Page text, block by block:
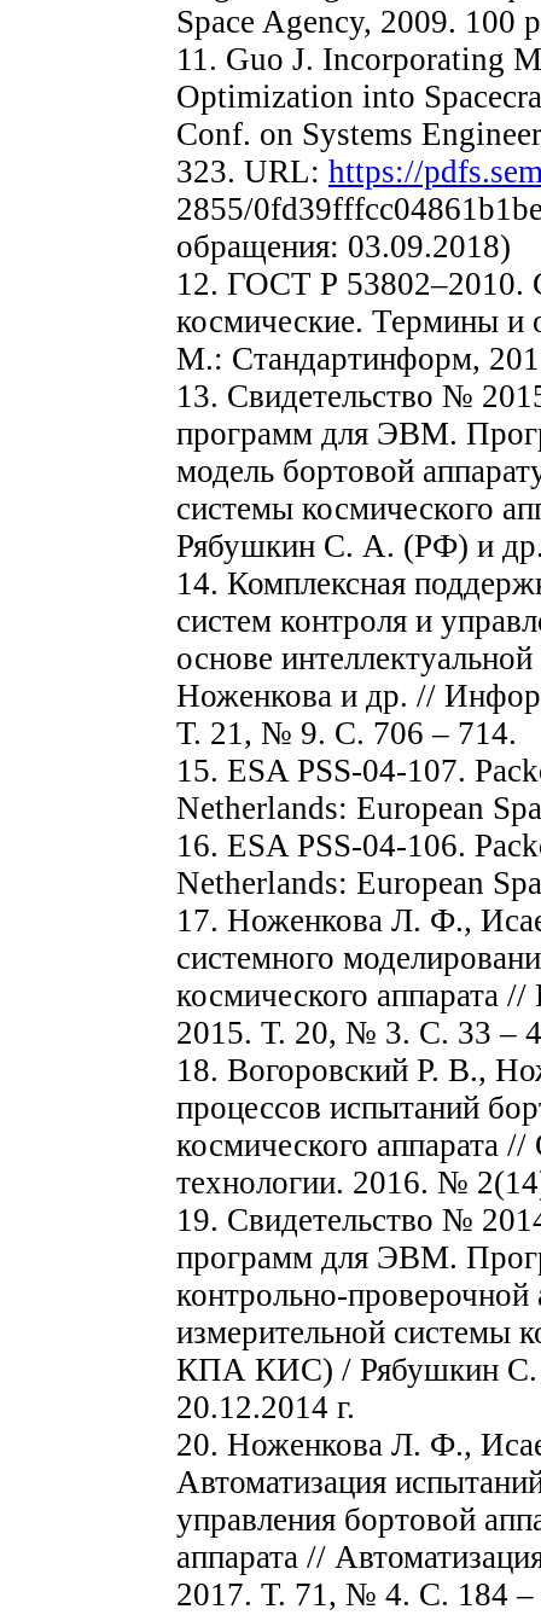
Space Agency, 2009. 100
11. Guo J. Incorporating
Optimization into
Conf. on Systems
323. URL: https://
2855/
обращения: 03.09.2018)
12. ГОСТ Р 53802–2010.
космические. Термины и
М.: Стандартинформ,
13. Свидетельство №
программ для ЭВМ.
модель бортовой
системы космического
Рябушкин С. А. (РФ) и
14. Комплексная
систем контроля и
основе
Ноженкова и др. //
Т. 21, № 9. С. 706 – 714.
15. ESA PSS-04-107.
Netherlands: European
16. ESA PSS-04-106.
Netherlands: European
17. Ноженкова Л. Ф.,
системного
космического аппарата
2015. Т. 20, № 3. С. 33 –
18. Вогоровский Р. В.,
процессов испытаний
космического аппарата
технологии. 2016. №
19. Свидетельство №
программ для ЭВМ.
контрольно-
измерительной системы
КПА КИС) / Рябушкин С.
20.12.2014 г.
20. Ноженкова Л. Ф.,
Автоматизация
управления бортовой
аппарата //
2017. Т. 71, № 4. С. 184 –